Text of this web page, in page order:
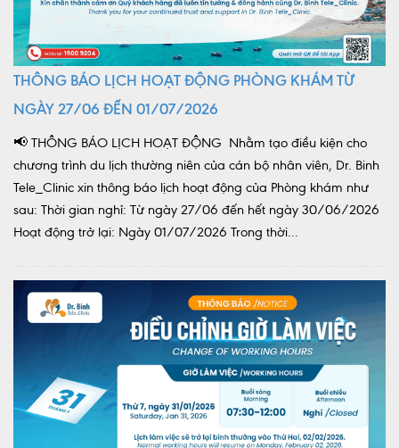
THÔNG BÁO LỊCH HOẠT ĐỘNG PHÒNG KHÁM TỪ
NGÀY 27/06 ĐẾN 01/07/2026
📢 THÔNG BÁO LỊCH HOẠT ĐỘNG Nhằm tạo điều kiện cho
chương trình du lịch thường niên của cán bộ nhân viên, Dr. Binh
Tele_Clinic xin thông báo lịch hoạt động của Phòng khám như
sau: Thời gian nghỉ: Từ ngày 27/06 đến hết ngày 30/06/2026
Hoạt động trở lại: Ngày 01/07/2026 Trong thời...